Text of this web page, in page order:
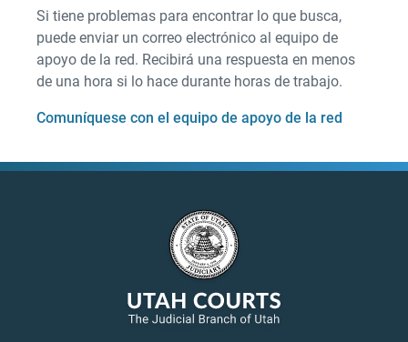
Si tiene problemas para encontrar lo que busca,
puede enviar un correo electrónico al equipo de
apoyo de la red. Recibirá una respuesta en menos
de una hora si lo hace durante horas de trabajo.
Comuníquese con el equipo de apoyo de la red